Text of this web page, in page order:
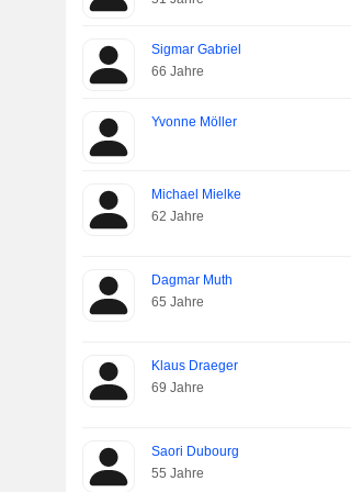
Sigmar Gabriel
66 Jahre
Yvonne Möller
Michael Mielke
62 Jahre
Dagmar Muth
65 Jahre
Klaus Draeger
69 Jahre
Saori Dubourg
55 Jahre